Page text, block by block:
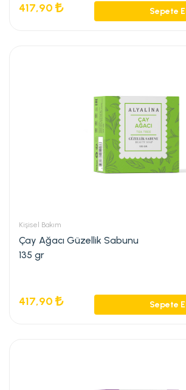
417,90 Sepete
Kişisel Bakım
Çay Ağacı Güzellik Sabunu
135 gr
417,90 Sepete